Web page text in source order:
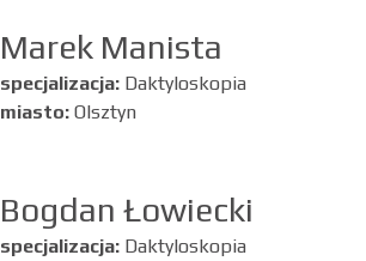
Marek Manista
specjalizacja: Daktyloskopia
miasto: Olsztyn
Bogdan Łowiecki
specjalizacja: Daktyloskopia